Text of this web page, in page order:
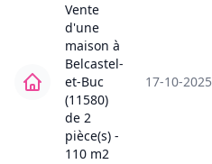
Vente
d'une
maison à
Belcastel-
et-Buc
(11580)
de 2
pièce(s) -
110 m2
17-10-2025